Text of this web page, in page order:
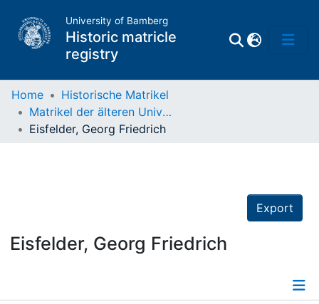
University of Bamberg
Historic matricle
registry
Matrikel
Home
Historische Matrikel
Matrikel der älteren Universität
Eisfelder, Georg Friedrich
Export
Eisfelder, Georg Friedrich